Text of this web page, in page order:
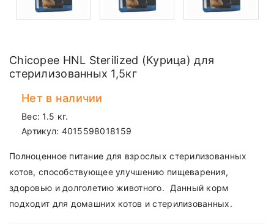
Chicopee HNL Sterilized (Курица) для
стерилизованных 1,5кг
Нет в наличии
Вес: 1.5 кг.
Артикул: 4015598018159
Полноценное питание для взрослых стерилизованных
котов, способствующее улучшению пищеварения,
здоровью и долголетию животного. Данный корм
подходит для домашних котов и стерилизованных.